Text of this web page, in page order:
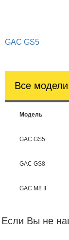
GAC GS5
Все
Модель
GAC GS5
GAC GS8
GAC M8 II
Если Вы не